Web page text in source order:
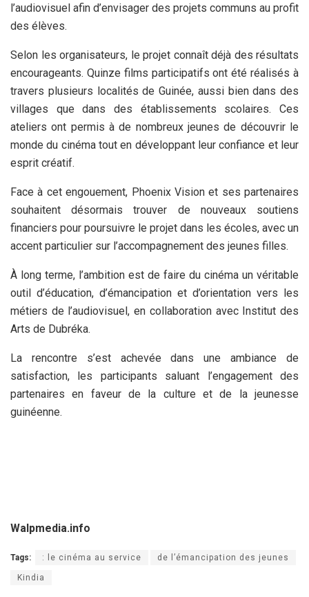
l’audiovisuel afin d’envisager des projets communs au profit
des élèves.
Selon les organisateurs, le projet connaît déjà des résultats
encourageants. Quinze films participatifs ont été réalisés à
travers plusieurs localités de Guinée, aussi bien dans des
villages que dans des établissements scolaires. Ces
ateliers ont permis à de nombreux jeunes de découvrir le
monde du cinéma tout en développant leur confiance et leur
esprit créatif.
Face à cet engouement, Phoenix Vision et ses partenaires
souhaitent désormais trouver de nouveaux soutiens
financiers pour poursuivre le projet dans les écoles, avec un
accent particulier sur l’accompagnement des jeunes filles.
À long terme, l’ambition est de faire du cinéma un véritable
outil d’éducation, d’émancipation et d’orientation vers les
métiers de l’audiovisuel, en collaboration avec Institut des
Arts de Dubréka.
La rencontre s’est achevée dans une ambiance de
satisfaction, les participants saluant l’engagement des
partenaires en faveur de la culture et de la jeunesse
guinéenne.
Walpmedia.info
Tags: : le cinéma au service de l’émancipation des jeunes
Kindia